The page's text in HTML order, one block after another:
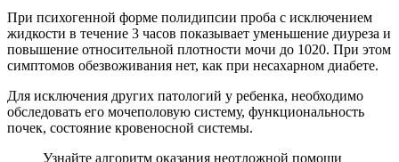
При психогенной форме полидипсии проба с исключением
жидкости в течение 3 часов показывает уменьшение диуреза и
повышение относительной плотности мочи до 1020. При этом
симптомов обезвоживания нет, как при несахарном диабете.
Для исключения других патологий у ребенка, необходимо
обследовать его мочеполовую систему, функциональность
почек, состояние кровеносной системы.
Узнайте алгоритм оказания неотложной помощи